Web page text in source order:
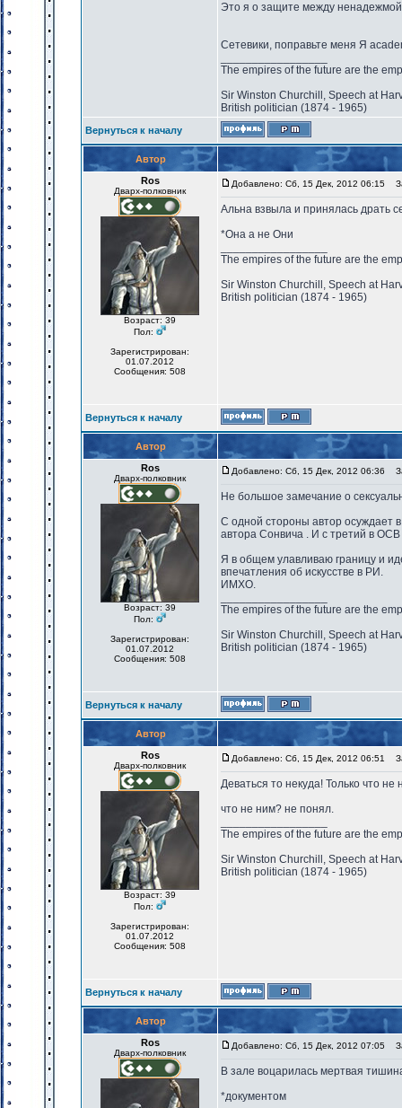
Это я о защите между
Сетевики, поправьте меня Я
The empires of the future are the
Sir Winston Churchill, Speech at
British politician (1874 - 1965)
Вернуться к началу
Автор
Ros
Дварх-полковник
Возраст: 39
Пол:
Зарегистрирован:
01.07.2012
Сообщения: 508
Добавлено: Сб, 15 Дек, 2012 06:15
Альна взвыла и принялась драть
*Она а не Они
The empires of the future are the
Sir Winston Churchill, Speech at
British politician (1874 - 1965)
Вернуться к началу
Автор
Ros
Дварх-полковник
Возраст: 39
Пол:
Зарегистрирован:
01.07.2012
Сообщения: 508
Добавлено: Сб, 15 Дек, 2012 06:36
Не большое замечание о
С одной стороны автор осуждает
автора Сонвича . И с третий в ОСВ
Я в общем улавливаю границу и
впечатления об искусстве в РИ.
ИМХО.
The empires of the future are the
Sir Winston Churchill, Speech at
British politician (1874 - 1965)
Вернуться к началу
Автор
Ros
Дварх-полковник
Возраст: 39
Пол:
Зарегистрирован:
01.07.2012
Сообщения: 508
Добавлено: Сб, 15 Дек, 2012 06:51
Деваться то некуда! Только что
что не ним? не понял.
The empires of the future are the
Sir Winston Churchill, Speech at
British politician (1874 - 1965)
Вернуться к началу
Автор
Ros
Дварх-полковник
Добавлено: Сб, 15 Дек, 2012 07:05
В зале воцарилась мертвая
*документом